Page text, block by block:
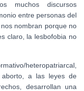
muchos discursos
entre personas del
nombran porque no
claro, la lesbofobia no
heteropatriarcal,
a las leyes de
desarrollan una